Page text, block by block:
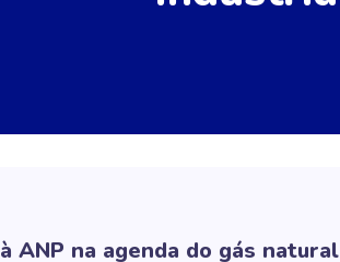
na agenda do gás natural